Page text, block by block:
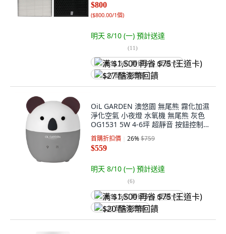
$800
($800.00/1個)
明天 8/10 (一) 預計送達
(11)
满 $1,500 再省 $75 (王道卡)
$27 酷澎幣回饋
OiL GARDEN 澳悠園 無尾熊 霧化加濕
淨化空氣 小夜燈 水氧機 無尾熊 灰色
OG1531 5W 4-6坪 超靜音 按鈕控制
有線
首購折扣價 26%$759
$559
明天 8/10 (一) 預計送達
(6)
满 $1,500 再省 $75 (王道卡)
$20 酷澎幣回饋